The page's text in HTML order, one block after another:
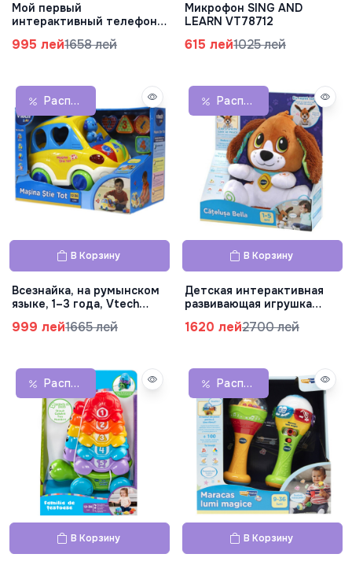
Мой первый
интерактивный телефон
995 лей1658 лей
Микрофон SING AND
LEARN VT78712
615 лей1025 лей
Распродажа
В Корзину
Всезнайка, на румынском
языке, 1–3 года, Vtech
999 лей1665 лей
Распродажа
В Корзину
Детская интерактивная
развивающая игрушка
VT610112
1620 лей2700 лей
Распродажа
В Корзину
Распродажа
В Корзину